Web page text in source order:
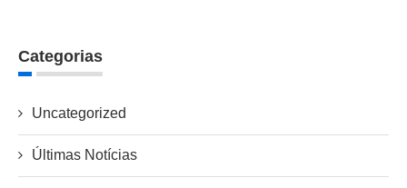
Categorias
Uncategorized
Últimas Notícias